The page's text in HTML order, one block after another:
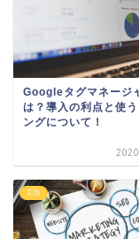
Googleタグマネージ
は？導入の利点と使う
ングについて！
2020
広告